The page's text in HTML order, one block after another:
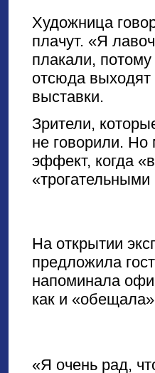
Художница
плачут. «Я
плакали, потому
отсюда
выставки.
Зрители,
не говорили. Но
эффект, когда
На открытии
предложила
напоминала
как и
«Я очень рад,